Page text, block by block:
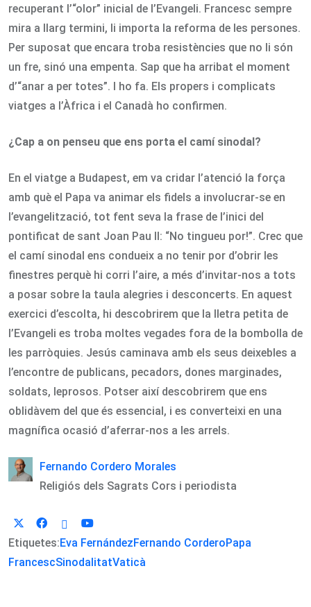
recuperant l’“olor” inicial de l’Evangeli. Francesc sempre
mira a llarg termini, li importa la reforma de les persones.
Per suposat que encara troba resistències que no li són
un fre, sinó una empenta. Sap que ha arribat el moment
d’“anar a per totes”. I ho fa. Els propers i complicats
viatges a l’Àfrica i el Canadà ho confirmen.
¿Cap a on penseu que ens porta el camí sinodal?
En el viatge a Budapest, em va cridar l’atenció la força
amb què el Papa va animar els fidels a involucrar-se en
l’evangelització, tot fent seva la frase de l’inici del
pontificat de sant Joan Pau II: “No tingueu por!”. Crec que
el camí sinodal ens condueix a no tenir por d’obrir les
finestres perquè hi corri l’aire, a més d’invitar-nos a tots
a posar sobre la taula alegries i desconcerts. En aquest
exercici d’escolta, hi descobrirem que la lletra petita de
l’Evangeli es troba moltes vegades fora de la bombolla de
les parròquies. Jesús caminava amb els seus deixebles a
l’encontre de publicans, pecadors, dones marginades,
soldats, leprosos. Potser així descobrirem que ens
oblidàvem del que és essencial, i es converteixi en una
magnífica ocasió d’aferrar-nos a les arrels.
Fernando Cordero Morales
Religiós dels Sagrats Cors i periodista
Etiquetes:Eva FernándezFernando CorderoPapa
FrancescSinodalitatVaticà